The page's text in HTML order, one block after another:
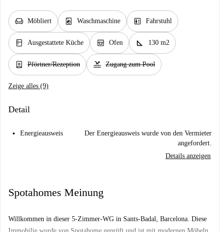
chair Möbliert local_laundry_service Waschmaschine elevator Fahrstuhl
kitchen Ausgestattete Küche oven_gen Ofen square_foot 130 m2
person_book Pförtner/Rezeption pool Zugang zum Pool
Zeige alles (9)
Detail
Energieausweis
Der Energieausweis wurde von den Vermieter
angefordert.
Details anzeigen
Spotahomes Meinung
Willkommen in dieser 5-Zimmer-WG in Sants-Badal, Barcelona. Diese